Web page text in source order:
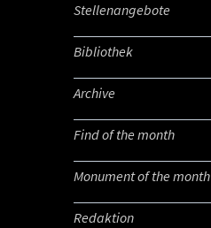
Stellenangebote
Bibliothek
Archive
Find of the month
Monument of the month
Redaktion